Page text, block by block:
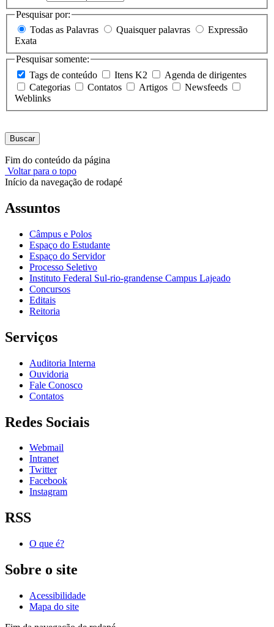
Pesquisar por:
Todas as Palavras
Quaisquer palavras
Exata
Pesquisar somente:
Tags de conteúdo
Itens K2
Agenda de dirigentes
Categorias
Contatos Artigos
Newsfeeds
Weblinks
Buscar
Fim do conteúdo da página
Voltar para o topo
Início da navegação de rodapé
Assuntos
Câmpus e Polos
Espaço do Estudante
Espaço do Servidor
Processo Seletivo
Instituto Federal Sul-rio-grandense Campus Lajeado
Concursos
Editais
Reitoria
Serviços
Auditoria Interna
Ouvidoria
Fale Conosco
Contatos
Redes Sociais
Webmail
Intranet
Twitter
Facebook
Instagram
RSS
O que é?
Sobre o site
Acessibilidade
Mapa do site